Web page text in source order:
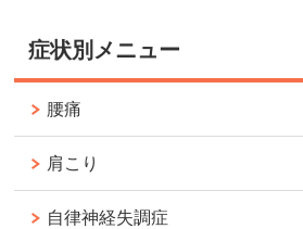
症状別メニュー
腰痛
肩こり
自律神経失調症